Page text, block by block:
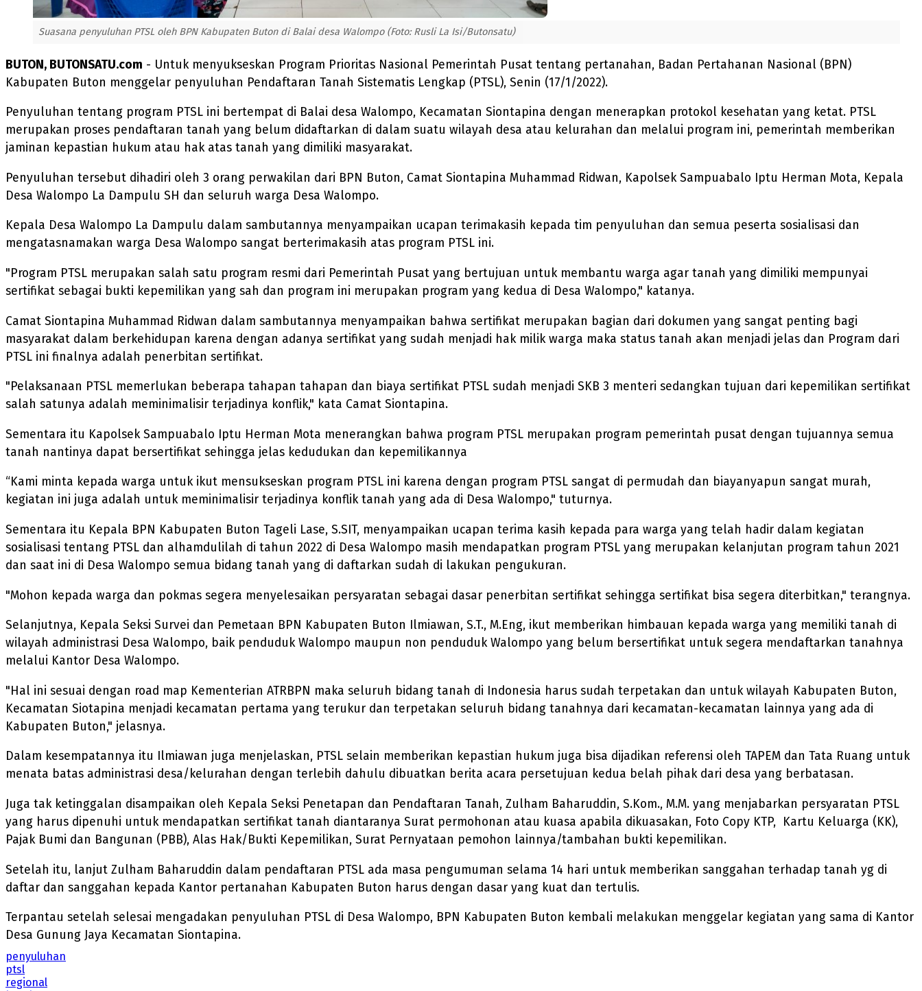
Suasana penyuluhan PTSL oleh BPN Kabupaten Buton di Balai desa Walompo (Foto: Rusli La Isi/Butonsatu)
BUTON, BUTONSATU.com - Untuk menyukseskan Program Prioritas Nasional Pemerintah Pusat tentang pertanahan, Badan Pertahanan Nasional (BPN)
Kabupaten Buton menggelar penyuluhan Pendaftaran Tanah Sistematis Lengkap (PTSL), Senin (17/1/2022).
Penyuluhan tentang program PTSL ini bertempat di Balai desa Walompo, Kecamatan Siontapina dengan menerapkan protokol kesehatan yang ketat. PTSL
merupakan proses pendaftaran tanah yang belum didaftarkan di dalam suatu wilayah desa atau kelurahan dan melalui program ini, pemerintah memberikan
jaminan kepastian hukum atau hak atas tanah yang dimiliki masyarakat.
Penyuluhan tersebut dihadiri oleh 3 orang perwakilan dari BPN Buton, Camat Siontapina Muhammad Ridwan, Kapolsek Sampuabalo Iptu Herman Mota, Kepala
Desa Walompo La Dampulu SH dan seluruh warga Desa Walompo.
Kepala Desa Walompo La Dampulu dalam sambutannya menyampaikan ucapan terimakasih kepada tim penyuluhan dan semua peserta sosialisasi dan
mengatasnamakan warga Desa Walompo sangat berterimakasih atas program PTSL ini.
"Program PTSL merupakan salah satu program resmi dari Pemerintah Pusat yang bertujuan untuk membantu warga agar tanah yang dimiliki mempunyai
sertifikat sebagai bukti kepemilikan yang sah dan program ini merupakan program yang kedua di Desa Walompo," katanya.
Camat Siontapina Muhammad Ridwan dalam sambutannya menyampaikan bahwa sertifikat merupakan bagian dari dokumen yang sangat penting bagi
masyarakat dalam berkehidupan karena dengan adanya sertifikat yang sudah menjadi hak milik warga maka status tanah akan menjadi jelas dan Program dari
PTSL ini finalnya adalah penerbitan sertifikat.
"Pelaksanaan PTSL memerlukan beberapa tahapan tahapan dan biaya sertifikat PTSL sudah menjadi SKB 3 menteri sedangkan tujuan dari kepemilikan sertifikat
salah satunya adalah meminimalisir terjadinya konflik," kata Camat Siontapina.
Sementara itu Kapolsek Sampuabalo Iptu Herman Mota menerangkan bahwa program PTSL merupakan program pemerintah pusat dengan tujuannya semua
tanah nantinya dapat bersertifikat sehingga jelas kedudukan dan kepemilikannya
“Kami minta kepada warga untuk ikut mensukseskan program PTSL ini karena dengan program PTSL sangat di permudah dan biayanyapun sangat murah,
kegiatan ini juga adalah untuk meminimalisir terjadinya konflik tanah yang ada di Desa Walompo," tuturnya.
Sementara itu Kepala BPN Kabupaten Buton Tageli Lase, S.SIT, menyampaikan ucapan terima kasih kepada para warga yang telah hadir dalam kegiatan
sosialisasi tentang PTSL dan alhamdulilah di tahun 2022 di Desa Walompo masih mendapatkan program PTSL yang merupakan kelanjutan program tahun 2021
dan saat ini di Desa Walompo semua bidang tanah yang di daftarkan sudah di lakukan pengukuran.
"Mohon kepada warga dan pokmas segera menyelesaikan persyaratan sebagai dasar penerbitan sertifikat sehingga sertifikat bisa segera diterbitkan," terangnya.
Selanjutnya, Kepala Seksi Survei dan Pemetaan BPN Kabupaten Buton Ilmiawan, S.T., M.Eng, ikut memberikan himbauan kepada warga yang memiliki tanah di
wilayah administrasi Desa Walompo, baik penduduk Walompo maupun non penduduk Walompo yang belum bersertifikat untuk segera mendaftarkan tanahnya
melalui Kantor Desa Walompo.
"Hal ini sesuai dengan road map Kementerian ATRBPN maka seluruh bidang tanah di Indonesia harus sudah terpetakan dan untuk wilayah Kabupaten Buton,
Kecamatan Siotapina menjadi kecamatan pertama yang terukur dan terpetakan seluruh bidang tanahnya dari kecamatan-kecamatan lainnya yang ada di
Kabupaten Buton," jelasnya.
Dalam kesempatannya itu Ilmiawan juga menjelaskan, PTSL selain memberikan kepastian hukum juga bisa dijadikan referensi oleh TAPEM dan Tata Ruang untuk
menata batas administrasi desa/kelurahan dengan terlebih dahulu dibuatkan berita acara persetujuan kedua belah pihak dari desa yang berbatasan.
Juga tak ketinggalan disampaikan oleh Kepala Seksi Penetapan dan Pendaftaran Tanah, Zulham Baharuddin, S.Kom., M.M. yang menjabarkan persyaratan PTSL
yang harus dipenuhi untuk mendapatkan sertifikat tanah diantaranya Surat permohonan atau kuasa apabila dikuasakan, Foto Copy KTP, Kartu Keluarga (KK),
Pajak Bumi dan Bangunan (PBB), Alas Hak/Bukti Kepemilikan, Surat Pernyataan pemohon lainnya/tambahan bukti kepemilikan.
Setelah itu, lanjut Zulham Baharuddin dalam pendaftaran PTSL ada masa pengumuman selama 14 hari untuk memberikan sanggahan terhadap tanah yg di
daftar dan sanggahan kepada Kantor pertanahan Kabupaten Buton harus dengan dasar yang kuat dan tertulis.
Terpantau setelah selesai mengadakan penyuluhan PTSL di Desa Walompo, BPN Kabupaten Buton kembali melakukan menggelar kegiatan yang sama di Kantor
Desa Gunung Jaya Kecamatan Siontapina.
penyuluhan
ptsl
regional